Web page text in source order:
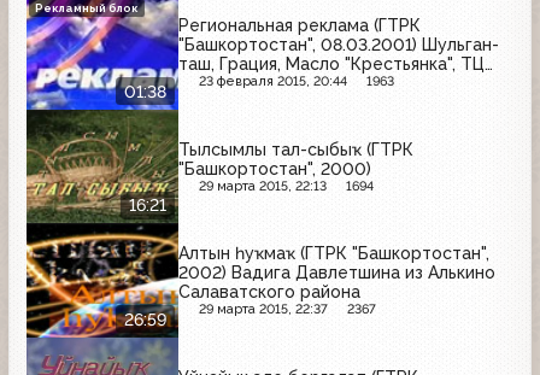
01:38
Региональная реклама (ГТРК
"Башкортостан", 08.03.2001) Шульган-
таш, Грация, Масло "Крестьянка", ТЦ
"Башкирия"
23 февраля 2015, 20:44 1963
Рекламный блок
16:21
Тылсымлы тал-сыбыҡ (ГТРК
"Башкортостан", 2000)
29 марта 2015, 22:13 1694
26:59
Алтын һуҡмаҡ (ГТРК "Башкортостан",
2002) Вадига Давлетшина из Алькино
Салаватского района
29 марта 2015, 22:37 2367